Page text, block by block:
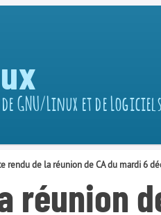
GNU/Linux et de
rendu de la réunion de CA du mardi 6
réunion